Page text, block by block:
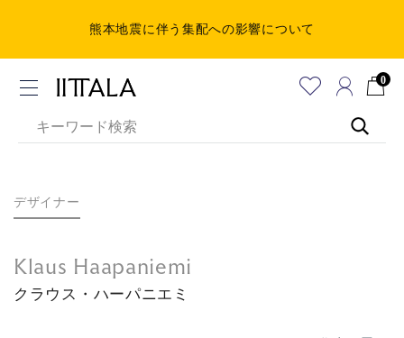
熊本地震に伴う集配への影響について
0
デザイナー
Klaus Haapaniemi
クラウス・ハーパニエミ